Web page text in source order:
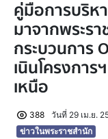
คู่มือการบริห
มาจากพระร
กระบวนการ
เนินโครงกา
เหนือ
388
วันที่ 29 เม.ย.
ข่าวในพระราชสำนัก